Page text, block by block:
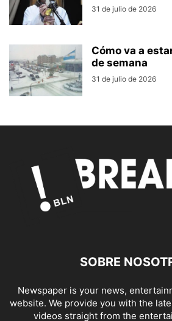
31 de julio de 2026
Cómo va a
de semana
31 de julio de 2026
SOBRE
Newspaper is your news,
website. We provide you with the
videos straight from the